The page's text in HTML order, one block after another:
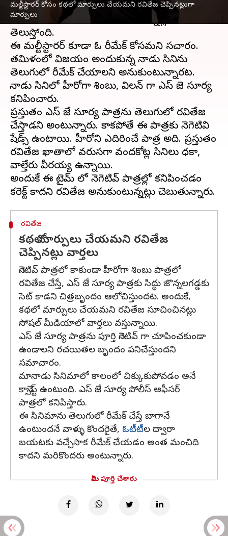
మల్టీస్టారర్ కోసం కథలో మార్పులు చేయమని రవితేజ చెప్పినట్లుగా
మార్పులు
మాస్ మహరాజ్ రవితేజ, డీజేటిల్లు హీరో సిద్ధు జొన్నలగడ్డ
తో కలిసి వెండితెరను పంచుకోనునున్నట్లు
తెలుస్తోంది.
ఈ మల్టీస్టారర్ కూడా ఓ రీమేక్ కోసమని సమాచారం.
తమిళంలో విజయం అందుకున్న మానాడు సినిమాను
తెలుగులో రీమేక్ చేయాలని అనుకుంటున్నారట.
మానాడు సినిమాలో హీరోగా శింబు, విలన్ గా ఎస్ జె సూర్య
కనిపించారు.
ప్రస్తుతం ఎస్ జే సూర్య పాత్రను తెలుగులో రవితేజ
చేస్తాడని అంటున్నారు. కాకపోతే ఈ పాత్రకు నెగెటివి
షేడ్స్ ఉంటాయి. హీరోని ఎదిరించే పాత్ర అది. ప్రస్తుతం
రవితేజ ఖాతాలో వరుసగా వందకోట్ల సినిమాలు ధమాకా,
వాల్తేరు వీరయ్య ఉన్నాయి.
అందుకే ఈ టైమ్ లో నెగెటివ్ పాత్రల్లో కనిపించడం
రవితేజ
కథలో మార్పులు చేయమని రవితేజ
చెప్పినట్లు వార్తలు
నెగెటివ్ పాత్రలో కాకుండా హీరోగా శింబు పాత్రలో
రవితేజ చేస్తే, ఎస్ జే సూర్య పాత్రకు సిద్ధు జొన్నలగడ్డకు
సెట్ కాడని చిత్రబృందం ఆలోచిస్తుందట. అందుకే,
కథలో మార్పులు చేయమని రవితేజ సూచించినట్లు
సోషల్ మీడియాలో వార్తలు వస్తున్నాయి.
ఎస్ జే సూర్య పాత్రను పూర్తి నెగెటివ్ గా చూపించకుండా
ఉండాలని రచయితల బృందం పనిచేస్తుందని
సమాచారం.
మానాడు సినిమాలో కాలంలో చిక్కుకుపోవడం అనే
కాన్సెప్ట్ ఉంటుంది. ఎస్ జే సూర్య పోలీస్ ఆఫీసర్
పాత్రలో కనిపిస్తారు.
ఈ సినిమాను తెలుగులో రీమేక్ చేస్తే బాగానే
ఉంటుందనే వాళ్ళు కొందరైతే, ఓటీటీల ద్వారా
బయటకు వచ్చేసాక రీమేక్ చేయడం అంత మంచిది
కాదని మరికొందరు అంటున్నారు.
మీరు పూర్తి చేశారు